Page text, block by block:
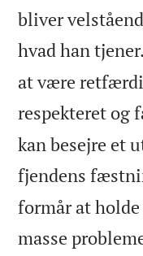
bliver
hvad han tjener.
at være
respekteret og
kan besejre et
fjendens
formår at
masse